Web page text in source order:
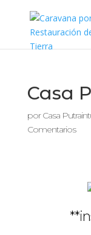
Casa
porCasa
Comentarios